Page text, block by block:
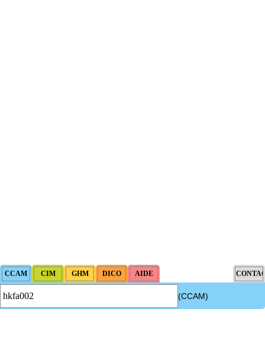
(CCAM)